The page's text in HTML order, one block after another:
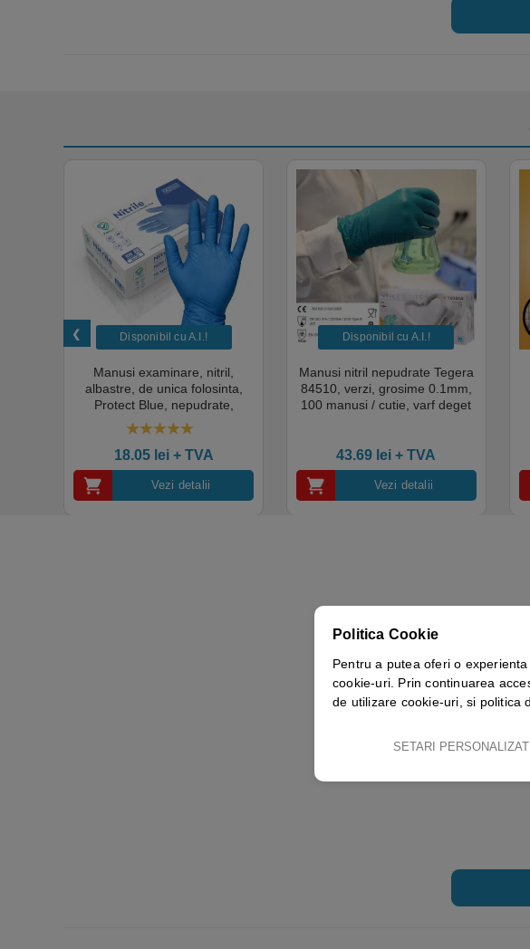
Elimină 99.99% din germenii cei mai des întâlniți care pot fi dăunători;
Disponibil cu A.I.​!
Manusi examinare, nitril,
albastre, de unica folosinta,
Protect Blue, nepudrate,
100buc / cutie pentru medical,
HoReCa, saloane si domeniul
industrial, calitate premium
18.05 lei+ TVA
Vezi detalii
Disponibil cu A.I.​!
Manusi nitril nepudrate Tegera
84510, verzi, grosime 0.1mm,
100 manusi / cutie, varf deget
43.69 lei + TVA
Vezi detalii
Politica Cookie
Pentru a putea oferi o
cookie-uri. Prin continuarea
de utilizare cookie-uri, si politica
SETARI